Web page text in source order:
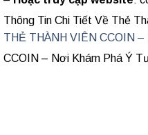
Thông Tin Chi Tiết Về Thẻ
THẺ THÀNH VIÊN CCOIN
CCOIN – Nơi Khám Phá Ý